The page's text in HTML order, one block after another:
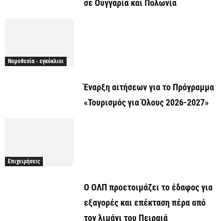
σε Ουγγαρία και Πολωνία
Νομοθεσία - εγκύκλιοι
Έναρξη αιτήσεων για το Πρόγραμμα
«Τουρισμός για Όλους 2026-2027»
Επιχειρήσεις
O ΟΛΠ προετοιμάζει το έδαφος για
εξαγορές και επέκταση πέρα από
τον λιμάνι του Πειραιά